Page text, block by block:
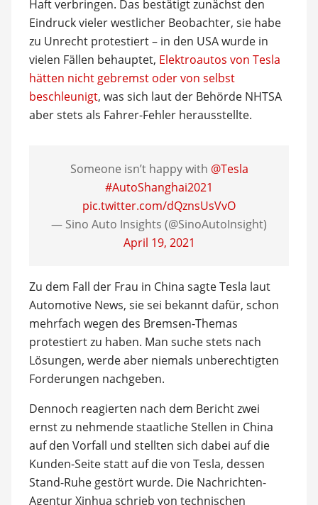
Haft verbringen. Das bestätigt zunächst den
Eindruck vieler westlicher Beobachter, sie habe
zu Unrecht protestiert – in den USA wurde in
vielen Fällen behauptet, Elektroautos von Tesla
hätten nicht gebremst oder von selbst
beschleunigt, was sich laut der Behörde NHTSA
aber stets als Fahrer-Fehler herausstellte.
Someone isn’t happy with ⁦ @Tesla
#AutoShanghai2021
pic.twitter.com/dQznsUsVvO
— Sino Auto Insights (@SinoAutoInsight)
April 19, 2021
Zu dem Fall der Frau in China sagte Tesla laut
Automotive News, sie sei bekannt dafür, schon
mehrfach wegen des Bremsen-Themas
protestiert zu haben. Man suche stets nach
Lösungen, werde aber niemals unberechtigten
Forderungen nachgeben.
Dennoch reagierten nach dem Bericht zwei
ernst zu nehmende staatliche Stellen in China
auf den Vorfall und stellten sich dabei auf die
Kunden-Seite statt auf die von Tesla, dessen
Stand-Ruhe gestört wurde. Die Nachrichten-
Agentur Xinhua schrieb von technischen